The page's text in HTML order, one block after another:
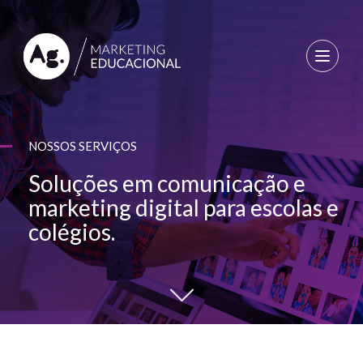
Toggle
NOSSOS SERVIÇOS
Soluções em comunicação e
marketing digital para escolas e
colégios.
NÓS